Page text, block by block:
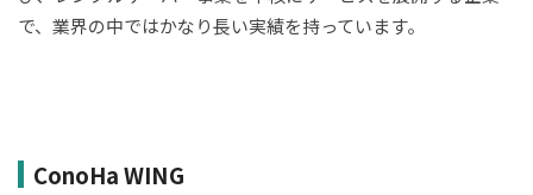
で、業界の中ではかなり長い実績を持っています。
ConoHa WING